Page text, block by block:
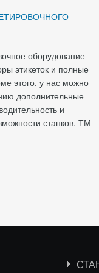
оборудование
этикеток и полные
этого, у нас можно
дополнительные
и
станков. ТМ